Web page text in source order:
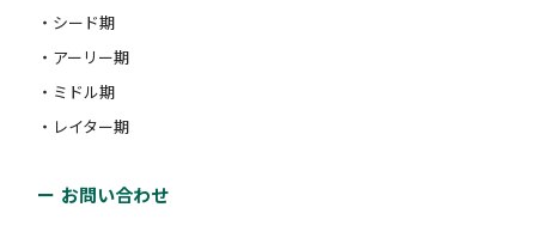
・シード期
・アーリー期
・ミドル期
・レイター期
お問い合わせ